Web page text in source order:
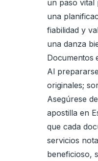
un paso vital
una
fiabilidad y
una danza
Documentos
Al
originales;
Asegúrese
apostilla en
que cada
servicios
beneficioso,